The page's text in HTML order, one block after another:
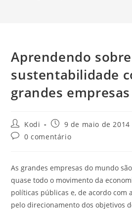
Aprendendo sobre
sustentabilidade
grandes empresas
Kodi 9 de maio de 2014
0 comentário
As grandes empresas do mundo
quase todo o movimento da
políticas públicas e, de acordo com
pelo direcionamento dos objetivos